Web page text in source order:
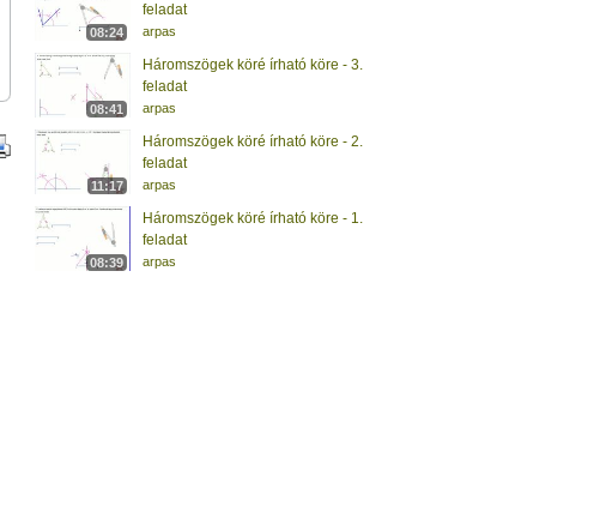
08:24
feladat
arpas
08:41
Háromszögek köré írható köre - 3.
feladat
arpas
11:17
Háromszögek köré írható köre - 2.
feladat
arpas
08:39
Háromszögek köré írható köre - 1.
feladat
arpas